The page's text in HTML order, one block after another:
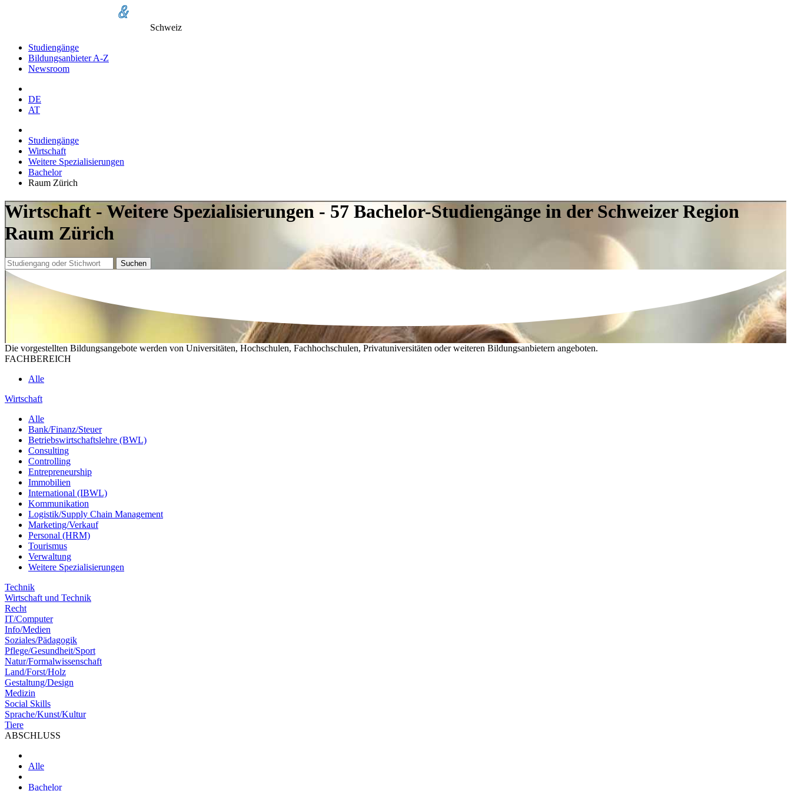
Schweiz
Studiengänge
Bildungsanbieter A-Z
Newsroom
DE
AT
Studiengänge
Wirtschaft
Weitere Spezialisierungen
Bachelor
Raum Zürich
Wirtschaft - Weitere Spezialisierungen - 57 Bachelor-Studiengänge in der Schweizer Region
Raum Zürich
Suchen
Die vorgestellten Bildungsangebote werden von Universitäten, Hochschulen, Fachhochschulen, Privatuniversitäten oder weiteren Bildungsanbietern angeboten.
FACHBEREICH
Alle
Wirtschaft
Alle
Bank/Finanz/Steuer
Betriebswirtschaftslehre (BWL)
Consulting
Controlling
Entrepreneurship
Immobilien
International (IBWL)
Kommunikation
Logistik/Supply Chain Management
Marketing/Verkauf
Personal (HRM)
Tourismus
Verwaltung
Weitere Spezialisierungen
Technik
Wirtschaft und Technik
Recht
IT/Computer
Info/Medien
Soziales/Pädagogik
Pflege/Gesundheit/Sport
Natur/Formalwissenschaft
Land/Forst/Holz
Gestaltung/Design
Medizin
Social Skills
Sprache/Kunst/Kultur
Tiere
ABSCHLUSS
Alle
Bachelor